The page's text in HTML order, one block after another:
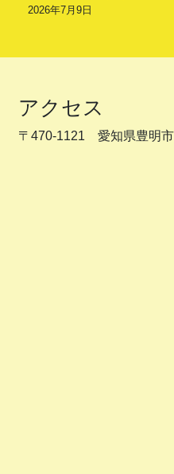
2026年7月9日
アクセス
〒470-1121 愛知県豊明